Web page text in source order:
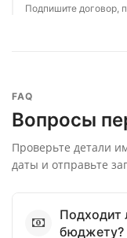
Подпишите договор,
FAQ
Вопросы
Проверьте детали
даты и отправьте
Подходит
бюджету?